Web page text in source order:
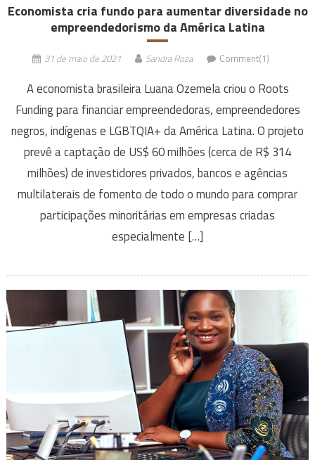
Economista cria fundo para aumentar diversidade no
empreendedorismo da América Latina
31 de maio de 2021 Sandra Roza Comment(1)
A economista brasileira Luana Ozemela criou o Roots
Funding para financiar empreendedoras, empreendedores
negros, indígenas e LGBTQIA+ da América Latina. O projeto
prevê a captação de US$ 60 milhões (cerca de R$ 314
milhões) de investidores privados, bancos e agências
multilaterais de fomento de todo o mundo para comprar
participações minoritárias em empresas criadas
especialmente […]